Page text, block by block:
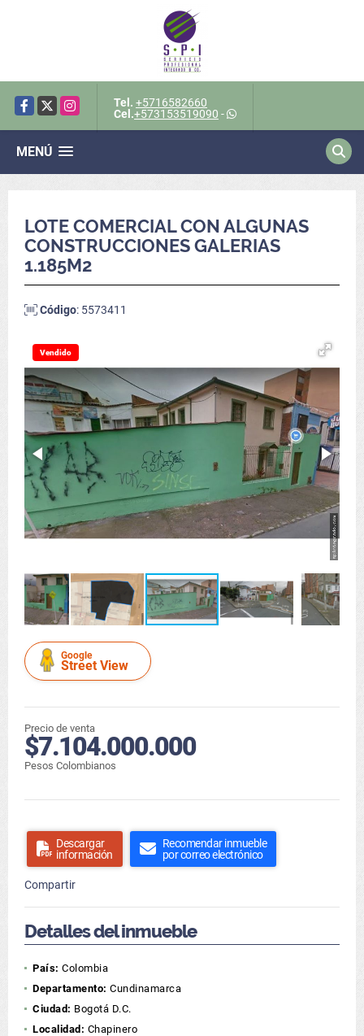
Facebook
X Instagram Tel. +5716582660
Cel.+573153519090 -
MENÚ
LOTE COMERCIAL CON ALGUNAS
CONSTRUCCIONES GALERIAS
1.185M2
Código: 5573411
Vendido
Google
Street View
Precio de venta
$7.104.000.000
Pesos Colombianos
Descargar
información
Recomendar inmueble
por correo electrónico
Compartir
Detalles del inmueble
País: Colombia
Departamento: Cundinamarca
Ciudad: Bogotá D.C.
Localidad: Chapinero